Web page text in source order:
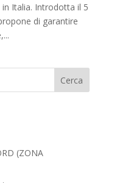
Italia. Introdotta il 5
di garantire
(ZONA